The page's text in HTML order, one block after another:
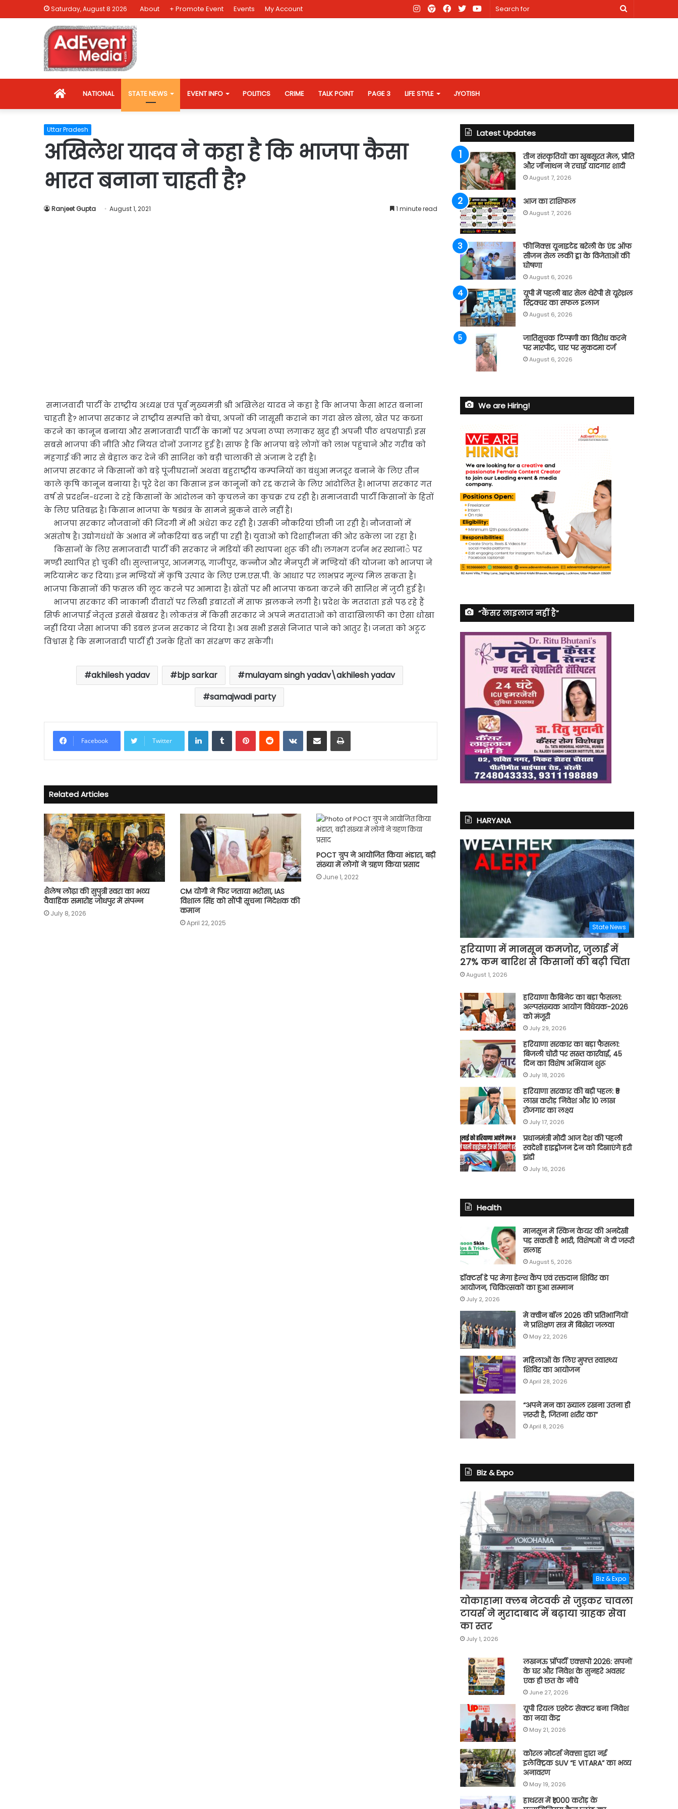
Saturday, August 8 2026 About + Promote Event Events My Account
Search
Youtube
X
Facebook
AD
Instagram
HOMENATIONAL STATE NEWS EVENT INFO POLITICS CRIME TALK POINT PAGE 3 LIFE STYLE JYOTISH
Uttar Pradesh
अखिलेश यादव ने कहा है कि भाजपा कैसा
भारत बनाना चाहती है?
Ranjeet Gupta August 1, 2021 1 minute read
समाजवादी पार्टी के राष्ट्रीय अध्यक्ष एवं पूर्व मुख्यमंत्री श्री अखिलेश यादव ने कहा है कि भाजपा कैसा भारत बनाना
चाहती है? भाजपा सरकार ने राष्ट्रीय सम्पत्ति को बेचा, अपनों की जासूसी कराने का गंदा खेल खेला, खेत पर कब्जा
करने का कानून बनाया और समाजवादी पार्टी के कामों पर अपना ठप्पा लगाकर खुद ही अपनी पीठ थपथपाई। इस
सबसे भाजपा की नीति और नियत दोनों उजागर हुई है। साफ है कि भाजपा बड़े लोगों को लाभ पहुंचाने और गरीब को
मंहगाई की मार से बेहाल कर देने की साजिश को बड़ी चालाकी से अंजाम दे रही है।
भाजपा सरकार ने किसानों को बड़े पूंजीघरानों अथवा बहुराष्ट्रीय कम्पनियों का बंधुआ मजदूर बनाने के लिए तीन
काले कृषि कानून बनाया है। पूरे देश का किसान इन कानूनों को रद्द कराने के लिए आंदोलित है। भाजपा सरकार गत
वर्ष से प्रदर्शन-धरना दे रहे किसानों के आंदोलन को कुचलने का कुचक्र रच रही है। समाजवादी पार्टी किसानों के हितों
के लिए प्रतिबद्ध है। किसान भाजपा के षड्यंत्र के सामने झुकने वाले नहीं है।
भाजपा सरकार नौजवानों की जिंदगी में भी अंधेरा कर रही है। उसकी नौकरियां छीनी जा रही है। नौजवानों में
असंतोष है। उद्योगधंधों के अभाव में नौकरियां बढ़ नहीं पा रही है। युवाओं को दिशाहीनता की ओर ढकेला जा रहा है।
किसानों के लिए समाजवादी पार्टी की सरकार ने मंडियों की स्थापना शुरू की थी। लगभग दर्जन भर स्थानांे पर
मण्डी स्थापित हो चुकी थी। सुल्तानपुर, आजमगढ़, गाजीपुर, कन्नौज और मैनपुरी में मण्डियों की योजना को भाजपा ने
मटियामेट कर दिया। इन मण्डियों में कृषि उत्पाद के लिए एम.एस.पी. के आधार पर लाभप्रद मूल्य मिल सकता है।
भाजपा किसानों की फसल की लूट करने पर आमादा है। खेतों पर भी भाजपा कब्जा करने की साज़िश में जुटी हुई है।
भाजपा सरकार की नाकामी दीवारों पर लिखी इबारतों में साफ झलकने लगी है। प्रदेश के मतदाता इसे पढ़ रहे हैं
सिर्फ भाजपाई नेतृत्व इससे बेखबर है। लोकतंत्र में किसी सरकार ने अपने मतदाताओं को वादाखिलाफी का ऐसा धोखा
नहीं दिया जैसा भाजपा की डबल इंजन सरकार ने दिया है। अब सभी इससे निजात पाने को आतुर है। जनता को अटूट
विश्वास है कि समाजवादी पार्टी ही उनके हितों का संरक्षण कर सकेगी।
akhilesh yadav bjp sarkar
mulayam singh yadav\akhilesh yadav
samajwadi party
Facebook Twitter
LinkedInTumblrPinterestReddit VKontakte
Share via Email Print
Related Articles
शैलेष लोढ़ा की सुपुत्री स्वरा का भव्य
वैवाहिक समारोह जोधपुर में संपन्न
July 8, 2026
CM योगी ने फिर जताया भरोसा, IAS
विशाल सिंह को सौंपी सूचना निदेशक की
कमान
April 22, 2025
POCT ग्रुप ने आयोजित किया भंडारा, बड़ी
संख्या में लोगों ने ग्रहण किया प्रसाद
June 1, 2022
Latest Updates
तीन संस्कृतियों का खूबसूरत मेल, प्रीति
और जॉनाथन ने रचाई यादगार शादी
August 7, 2026
आज का राशिफल
August 7, 2026
फीनिक्स यूनाइटेड बरेली के एंड ऑफ
सीजन सेल लकी ड्रा के विजेताओं की
घोषणा
August 6, 2026
यूपी में पहली बार सेल थेरेपी से यूरेथ्रल
स्ट्रिक्चर का सफल इलाज
August 6, 2026
जातिसूचक टिप्पणी का विरोध करने
पर मारपीट, चार पर मुकदमा दर्ज
August 6, 2026
We are Hiring!
“कैंसर लाइलाज नहीं है”
HARYANA
State News
हरियाणा में मानसून कमजोर, जुलाई में
27% कम बारिश से किसानों की बढ़ी चिंता
August 1, 2026
हरियाणा कैबिनेट का बड़ा फैसला:
अल्पसंख्यक आयोग विधेयक-2026
को मंजूरी
July 29, 2026
हरियाणा सरकार का बड़ा फैसला:
बिजली चोरी पर सख्त कार्रवाई, 45
दिन का विशेष अभियान शुरू
July 18, 2026
हरियाणा सरकार की बड़ी पहल: ₹5
लाख करोड़ निवेश और 10 लाख
रोजगार का लक्ष्य
July 17, 2026
प्रधानमंत्री मोदी आज देश की पहली
स्वदेशी हाइड्रोजन ट्रेन को दिखाएंगे हरी
झंडी
July 16, 2026
Health
मानसून में स्किन केयर की अनदेखी
पड़ सकती है भारी, विशेषज्ञों ने दी जरूरी
सलाह
August 5, 2026
डॉक्टर्स डे पर मेगा हेल्थ कैंप एवं रक्तदान शिविर का
आयोजन, चिकित्सकों का हुआ सम्मान
July 2, 2026
मे क्वीन बॉल 2026 की प्रतिभागियों
ने प्रशिक्षण सत्र में बिखेरा जलवा
May 22, 2026
महिलाओं के लिए मुफ्त स्वास्थ्य
शिविर का आयोजन
April 28, 2026
“अपने मन का ख्याल रखना उतना ही
ज़रूरी है, जितना शरीर का”
April 8, 2026
Biz & Expo
Biz & Expo
योकाहामा क्लब नेटवर्क से जुड़कर चावला
टायर्स ने मुरादाबाद में बढ़ाया ग्राहक सेवा
का स्तर
July 1, 2026
लखनऊ प्रॉपर्टी एक्सपो 2026: सपनों
के घर और निवेश के सुनहरे अवसर
एक ही छत के नीचे
June 27, 2026
यूपी रियल एस्टेट सेक्टर बना निवेश
का नया केंद्र
May 21, 2026
कोरल मोटर्स नेक्सा द्वारा नई
इलेक्ट्रिक SUV “E VITARA” का भव्य
अनावरण
May 19, 2026
हाथरस में ₹1,000 करोड़ के